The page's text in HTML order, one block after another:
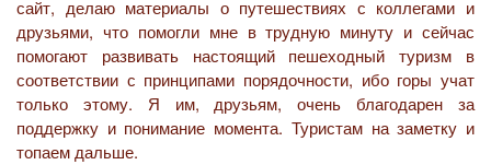
сайт, делаю материалы о путешествиях с коллегами и
друзьями, что помогли мне в трудную минуту и сейчас
помогают развивать настоящий пешеходный туризм в
соответствии с принципами порядочности, ибо горы учат
только этому. Я им, друзьям, очень благодарен за
поддержку и понимание момента. Туристам на заметку и
топаем дальше.